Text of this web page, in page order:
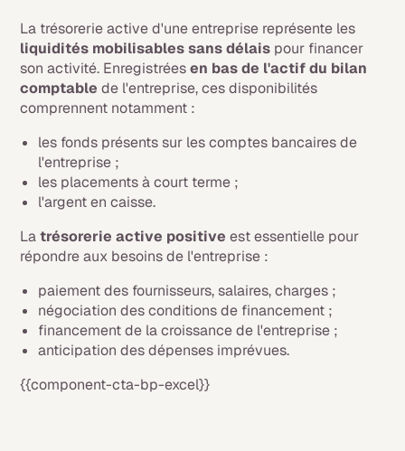
La trésorerie active d'une entreprise représente les
liquidités mobilisables sans délais pour financer
son activité. Enregistréesen bas de l'actif du bilan
comptablede l'entreprise, ces disponibilités
comprennent notamment :
les fonds présents sur les comptes bancaires de
l'entreprise ;
les placements à court terme ;
l'argent en caisse.
Latrésorerie active positiveest essentielle pour
répondre aux besoins de l'entreprise :
paiement des fournisseurs, salaires, charges ;
négociation des conditions de financement ;
financement de la croissance de l'entreprise ;
anticipation des dépenses imprévues.
{{component-cta-bp-excel}}